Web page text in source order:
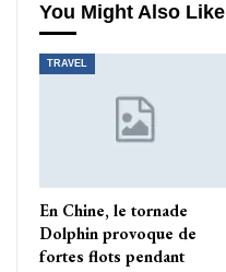
You Might Also Like
TRAVEL
En Chine, le tornade
Dolphin provoque de
fortes flots pendant